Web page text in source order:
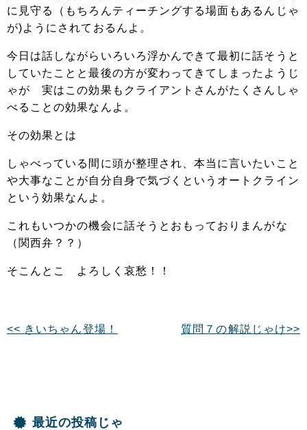
に見守る（もちろんティーチングする場面もあるんじゃ
が)ようにされておるんよ。
今日は話しながらいろいろ浮かんできて最初に話そうと
していたことと最後の方が変わってきてしまったようじ
ゃが 実はこの効果もクライアントさんがたくさんしゃ
べることの効果なんよ。
その効果とは
しゃべっている間に頭が整理され、本当に言いたいこと
や大事なことが自分自身で気づくというオートクライン
という効果なんよ。
これもいつかの機会に話そうとおもっておりまんがな
（関西弁？？）
そこんとこ よろしく哀愁！！
きいちゃん登場！ 質問７の解説じゃけ
最近の投稿じゃ